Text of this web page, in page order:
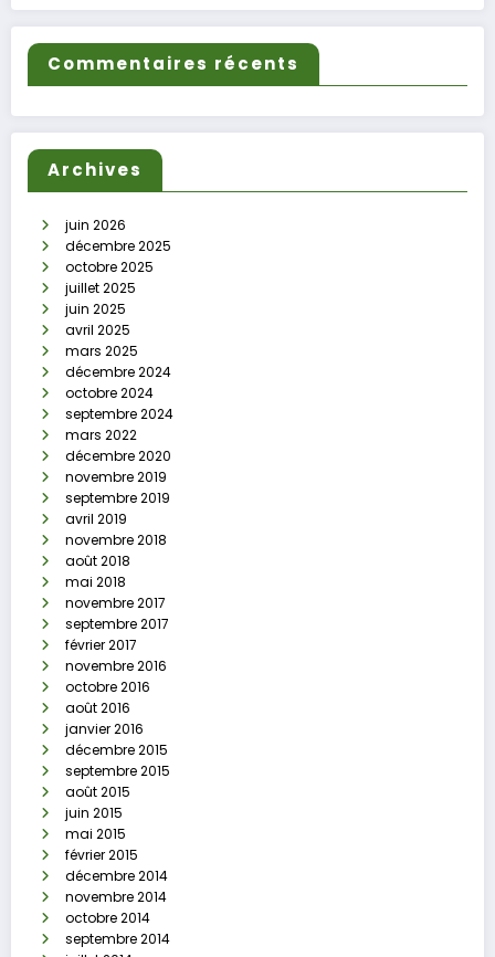
Commentaires récents
Archives
juin 2026
décembre 2025
octobre 2025
juillet 2025
juin 2025
avril 2025
mars 2025
décembre 2024
octobre 2024
septembre 2024
mars 2022
décembre 2020
novembre 2019
septembre 2019
avril 2019
novembre 2018
août 2018
mai 2018
novembre 2017
septembre 2017
février 2017
novembre 2016
octobre 2016
août 2016
janvier 2016
décembre 2015
septembre 2015
août 2015
juin 2015
mai 2015
février 2015
décembre 2014
novembre 2014
octobre 2014
septembre 2014